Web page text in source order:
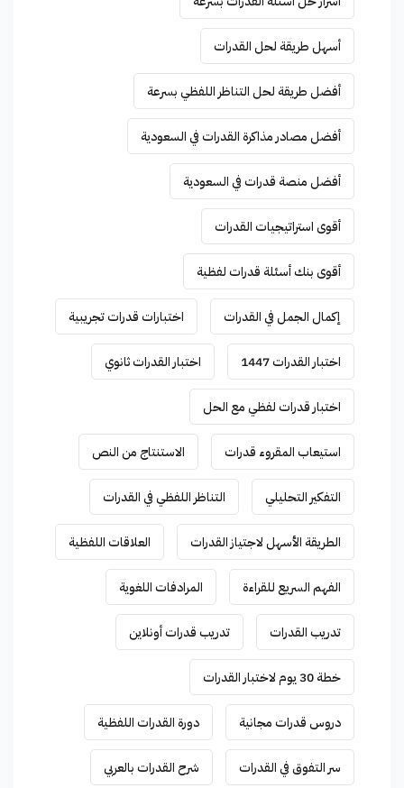
أسهل طريقة لحل القدرات
أفضل طريقة لحل التناظر اللفظي بسرعة
أفضل مصادر مذاكرة القدرات في السعودية
أفضل منصة قدرات في السعودية
أقوى استراتيجيات القدرات
أقوى بنك أسئلة قدرات لفظية
إكمال الجمل في القدرات اختبارات قدرات تجريبية
اختبار القدرات 1447 اختبار القدرات ثانوي
اختبار قدرات لفظي مع الحل
استيعاب المقروء قدرات الاستنتاج من النص
التفكير التحليلي التناظر اللفظي في القدرات
الطريقة الأسهل لاجتياز القدرات العلاقات اللفظية
الفهم السريع للقراءة المرادفات اللغوية
تدريب القدرات تدريب قدرات أونلاين
خطة 30 يوم لاختبار القدرات
دروس قدرات مجانية دورة القدرات اللفظية
سر التفوق في القدرات شرح القدرات بالعربي